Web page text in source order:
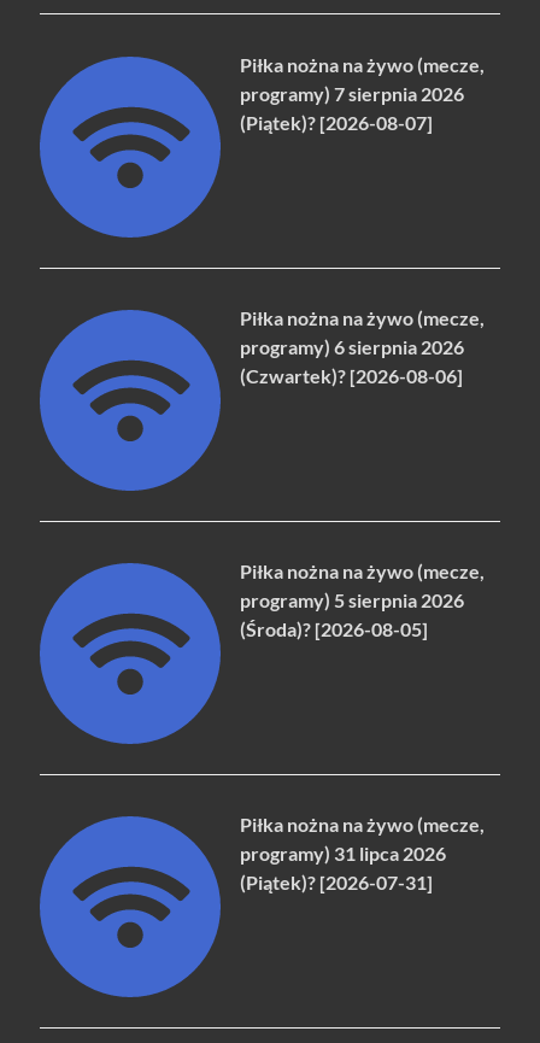
Piłka nożna na żywo (mecze,
programy) 7 sierpnia 2026
(Piątek)? [2026-08-07]
Piłka nożna na żywo (mecze,
programy) 6 sierpnia 2026
(Czwartek)? [2026-08-06]
Piłka nożna na żywo (mecze,
programy) 5 sierpnia 2026
(Środa)? [2026-08-05]
Piłka nożna na żywo (mecze,
programy) 31 lipca 2026
(Piątek)? [2026-07-31]